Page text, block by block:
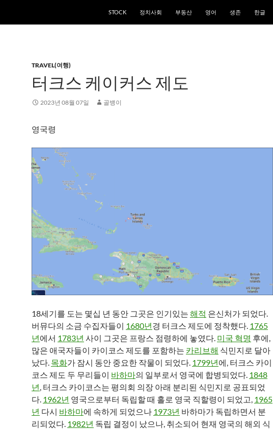
STOCK 정치사회 부동산 영어 생존 한글
TRAVEL(여행)
터크스 케이커스 제도
2023년 08월 07일 골뱅이
영국령
18세기를 도는 몇십 년 동안 그곳은 인기있는 해적 은신처가 되었다.
버뮤다의 소금 수집자들이 1680년경 터크스 제도에 정착했다. 1765
년에서 1783년 사이 그곳은 프랑스 점령하에 놓였다. 미국 혁명 후에,
많은 애국자들이 카이코스 제도를 포함하는 카리브해 식민지로 달아
났다. 목화가 잠시 동안 중요한 작물이 되었다. 1799년에, 터크스 카이
코스 제도 두 무리들이 바하마의 일부로서 영국에 합병되었다. 1848
년, 터크스 카이코스는 평의회 의장 아래 분리된 식민지로 공표되었
다. 1962년 영국으로부터 독립할 때 홀로 영국 직할령이 되었고, 1965
년 다시 바하마에 속하게 되었으나 1973년 바하마가 독립하면서 분
리되었다. 1982년 독립 결정이 났으나, 취소되어 현재 영국의 해외 식